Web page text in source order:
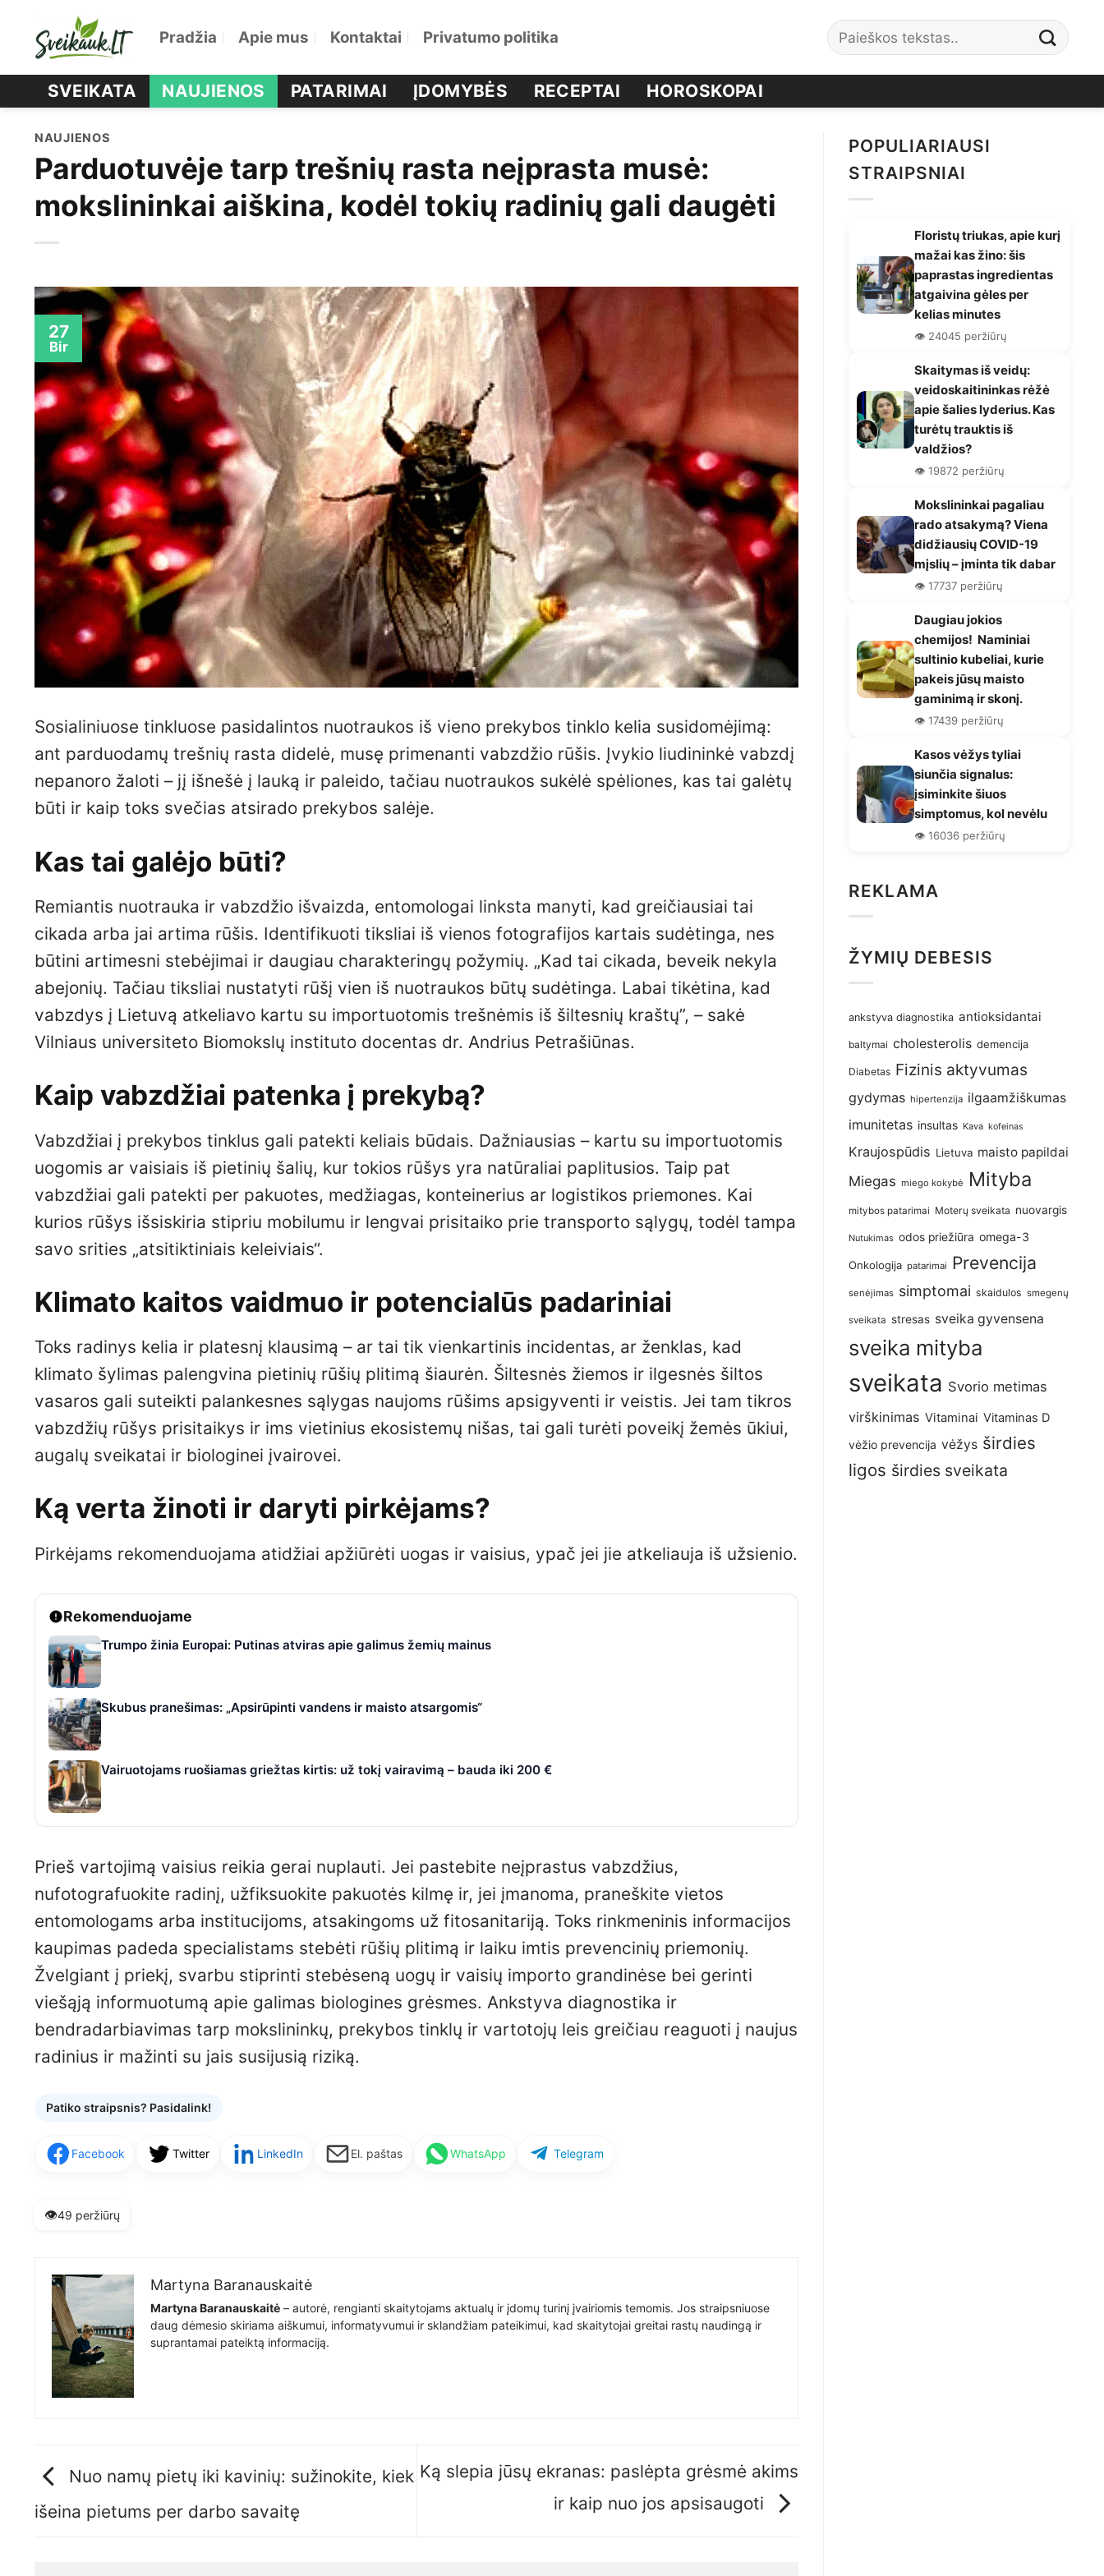
Pradžia Apie mus Kontaktai Privatumo politika
SVEIKATA NAUJIENOS PATARIMAI ĮDOMYBĖS RECEPTAI HOROSKOPAI
NAUJIENOS
Parduotuvėje tarp trešnių rasta neįprasta musė:
mokslininkai aiškina, kodėl tokių radinių gali daugėti
27
Bir
Sosialiniuose tinkluose pasidalintos nuotraukos iš vieno prekybos tinklo kelia susidomėjimą:
ant parduodamų trešnių rasta didelė, musę primenanti vabzdžio rūšis. Įvykio liudininkė vabzdį
nepanoro žaloti – jį išnešė į lauką ir paleido, tačiau nuotraukos sukėlė spėliones, kas tai galėtų
būti ir kaip toks svečias atsirado prekybos salėje.
Kas tai galėjo būti?
Remiantis nuotrauka ir vabzdžio išvaizda, entomologai linksta manyti, kad greičiausiai tai
cikada arba jai artima rūšis. Identifikuoti tiksliai iš vienos fotografijos kartais sudėtinga, nes
būtini artimesni stebėjimai ir daugiau charakteringų požymių. „Kad tai cikada, beveik nekyla
abejonių. Tačiau tiksliai nustatyti rūšį vien iš nuotraukos būtų sudėtinga. Labai tikėtina, kad
vabzdys į Lietuvą atkeliavo kartu su importuotomis trešnėmis iš šiltesnių kraštų”, – sakė
Vilniaus universiteto Biomokslų instituto docentas dr. Andrius Petrašiūnas.
Kaip vabzdžiai patenka į prekybą?
Vabzdžiai į prekybos tinklus gali patekti keliais būdais. Dažniausias – kartu su importuotomis
uogomis ar vaisiais iš pietinių šalių, kur tokios rūšys yra natūraliai paplitusios. Taip pat
vabzdžiai gali patekti per pakuotes, medžiagas, konteinerius ar logistikos priemones. Kai
kurios rūšys išsiskiria stipriu mobilumu ir lengvai prisitaiko prie transporto sąlygų, todėl tampa
savo srities „atsitiktiniais keleiviais“.
Klimato kaitos vaidmuo ir potencialūs padariniai
Toks radinys kelia ir platesnį klausimą – ar tai tik vienkartinis incidentas, ar ženklas, kad
klimato šylimas palengvina pietinių rūšių plitimą šiaurėn. Šiltesnės žiemos ir ilgesnės šiltos
vasaros gali suteikti palankesnes sąlygas naujoms rūšims apsigyventi ir veistis. Jei tam tikros
vabzdžių rūšys prisitaikys ir ims vietinius ekosistemų nišas, tai gali turėti poveikį žemės ūkiui,
augalų sveikatai ir biologinei įvairovei.
Ką verta žinoti ir daryti pirkėjams?
Pirkėjams rekomenduojama atidžiai apžiūrėti uogas ir vaisius, ypač jei jie atkeliauja iš užsienio.
Rekomenduojame
Trumpo žinia Europai: Putinas atviras apie galimus žemių mainus
Skubus pranešimas: „Apsirūpinti vandens ir maisto atsargomis“
Vairuotojams ruošiamas griežtas kirtis: už tokį vairavimą – bauda iki 200 €
Prieš vartojimą vaisius reikia gerai nuplauti. Jei pastebite neįprastus vabzdžius,
nufotografuokite radinį, užfiksuokite pakuotės kilmę ir, jei įmanoma, praneškite vietos
entomologams arba institucijoms, atsakingoms už fitosanitariją. Toks rinkmeninis informacijos
kaupimas padeda specialistams stebėti rūšių plitimą ir laiku imtis prevencinių priemonių.
Žvelgiant į priekį, svarbu stiprinti stebėseną uogų ir vaisių importo grandinėse bei gerinti
viešąją informuotumą apie galimas biologines grėsmes. Ankstyva diagnostika ir
bendradarbiavimas tarp mokslininkų, prekybos tinklų ir vartotojų leis greičiau reaguoti į naujus
radinius ir mažinti su jais susijusią riziką.
Patiko straipsnis? Pasidalink!
Facebook Twitter LinkedIn El. paštas WhatsApp Telegram
👁️49 peržiūrų
Martyna Baranauskaitė
Martyna Baranauskaitė – autorė, rengianti skaitytojams aktualų ir įdomų turinį įvairiomis temomis. Jos straipsniuose
daug dėmesio skiriama aiškumui, informatyvumui ir sklandžiam pateikimui, kad skaitytojai greitai rastų naudingą ir
suprantamai pateiktą informaciją.
Nuo namų pietų iki kavinių: sužinokite, kiek
išeina pietums per darbo savaitę
Ką slepia jūsų ekranas: paslėpta grėsmė akims
ir kaip nuo jos apsisaugoti
POPULIARIAUSI
STRAIPSNIAI
Floristų triukas, apie kurį
mažai kas žino: šis
paprastas ingredientas
atgaivina gėles per
kelias minutes
👁️ 24045 peržiūrų
Skaitymas iš veidų:
veidoskaitininkas rėžė
apie šalies lyderius. Kas
turėtų trauktis iš
valdžios?
👁️ 19872 peržiūrų
Mokslininkai pagaliau
rado atsakymą? Viena
didžiausių COVID-19
mįslių – įminta tik dabar
👁️ 17737 peržiūrų
Daugiau jokios
chemijos! Naminiai
sultinio kubeliai, kurie
pakeis jūsų maisto
gaminimą ir skonį.
👁️ 17439 peržiūrų
Kasos vėžys tyliai
siunčia signalus:
įsiminkite šiuos
simptomus, kol nevėlu
👁️ 16036 peržiūrų
REKLAMA
ŽYMIŲ DEBESIS
ankstyva diagnostika antioksidantai
baltymai cholesterolis demencija
Diabetas Fizinis aktyvumas
gydymas hipertenzija ilgaamžiškumas
imunitetas insultas Kava kofeinas
Kraujospūdis Lietuva maisto papildai
Miegas miego kokybė Mityba
mitybos patarimai Moterų sveikata nuovargis
Nutukimas odos priežiūra omega-3
Onkologija patarimai Prevencija
senėjimas simptomai skaidulos smegenų
sveikata stresas sveika gyvensena
sveika mityba
sveikata Svorio metimas
virškinimas Vitaminai Vitaminas D
vėžio prevencija vėžys širdies
ligos širdies sveikata